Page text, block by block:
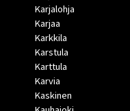
Karjalohja
Karjaa
Karkkila
Karstula
Karttula
Karvia
Kaskinen